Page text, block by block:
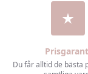
Du får alltid de bästa